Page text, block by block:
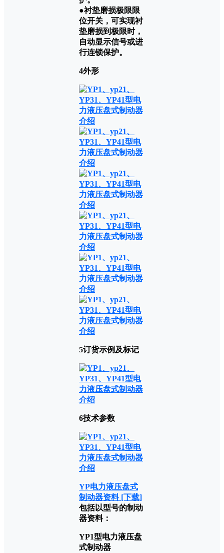
●衬垫磨损极限限
位开关，可实现衬
垫磨损到极限时，
自动显示信号或进
行连锁保护。
4外形
5订货示例及标记
6技术参数
YP电力液压盘式
制动器资料 [下载]
包括以型号的制动
器资料：
YP1型电力液压盘
式制动器